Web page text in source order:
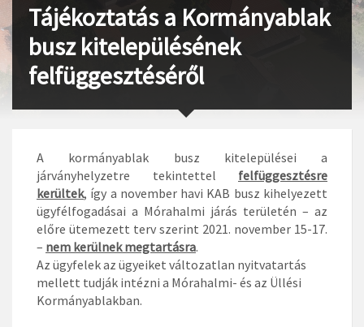
Tájékoztatás a Kormányablak
busz kitelepülésének
felfüggesztéséről
A kormányablak busz kitelepülései a
járványhelyzetre tekintettel felfüggesztésre
kerültek, így a november havi KAB busz kihelyezett
ügyfélfogadásai a Mórahalmi járás területén – az
előre ütemezett terv szerint 2021. november 15-17.
– nem kerülnek megtartásra.
Az ügyfelek az ügyeiket változatlan nyitvatartás
mellett tudják intézni a Mórahalmi- és az Üllési
Kormányablakban.